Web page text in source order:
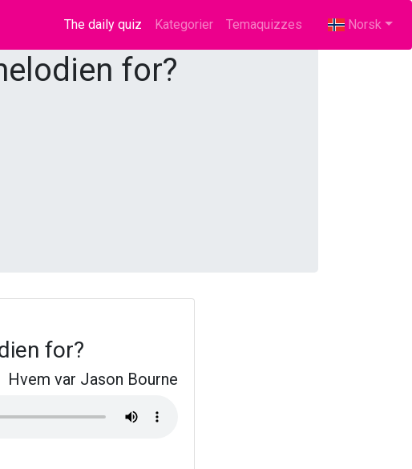
The daily quiz (current)
Kategorier Temaquizzes Norsk
for?
for?
Hvem var Jason Bourne